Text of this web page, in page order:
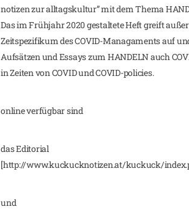
notizen zur alltagskultur” mit dem Thema
Das im Frühjahr 2020 gestaltete Heft greift
Zeitspezifikum des COVID-Managaments auf
Aufsätzen und Essays zum HANDELN auch
in Zeiten von COVID und COVID-policies.
online verfügbar sind
das Editorial
[http://www.kuckucknotizen.at/kuckuck/
und